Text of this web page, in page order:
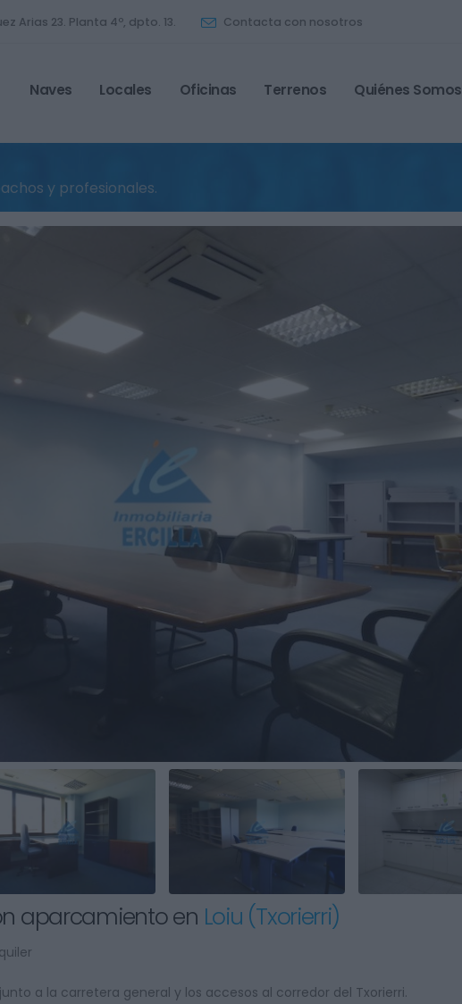
Arias 23. Planta 4º, dpto. 13. Contacta con nosotros
Naves Locales Oficinas Terrenos Quiénes Somos
y profesionales.
aparcamiento en Loiu (Txorierri)
a la carretera general y los accesos al corredor del Txorierri.